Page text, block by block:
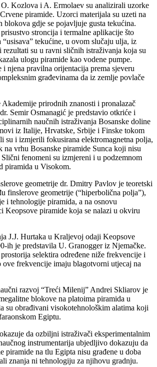
Kozlova i A. Ermolaev su analizirali uzorke
piramide. Uzorci materijala su uzeti na
blokova gdje se pojavljuje gusta tekućina.
stroncija i termalne aplikacije što
tekućine, u ovom slučaju ulja, iz
su u ravni sličnih istraživanja koja su
ulogu piramide kao vodene pumpe.
i njena pravilna orijentacija prema sjeveru
građevinama da iz zemlje povlače
prirodnih znanosti i pronalazač
Semir Osmanagić je predstavio otkriće i
naučnih istraživanja Bosanske doline
iz Italije, Hrvatske, Srbije i Finske tokom
su i izmjerili fokusirana elektromagnetna polja,
vrhu Bosanske piramide Sunca koji nisu
fenomeni su izmjereni i u podzemnom
piramida u Visokom.
geometrije dr. Dmitry Pavlov je teoretski
finslerove geometrije (“hiperbolična polja”),
i tehnologije piramida, a na osnovu
Keopsove piramide koja se nalazi u okviru
J.J. Hurtaka u Kraljevoj odaji Keopsove
ih je predstavila U. Granogger iz Njemačke.
selektira određene niže frekvencije i
frekvencije imaju blagotvorni utjecaj na
razvoj “Treći Milenij” Andrei Skliarov je
blokove na platoima piramida u
su obrađivani visokotehnološkim alatima koji
Egiptu.
da ozbiljni istraživači eksperimentalnim
instrumentarija ubjedljivo dokazuju da
piramide na tlu Egipta nisu građene u doba
znanja ni tehnologiju za njihovu gradnju.